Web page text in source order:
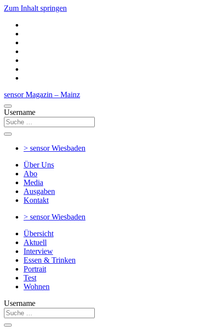
Zum Inhalt springen
sensor Magazin – Mainz
Username
> sensorWiesbaden
Über Uns
Abo
Media
Ausgaben
Kontakt
> sensorWiesbaden
Übersicht
Aktuell
Interview
Essen & Trinken
Portrait
Test
Wohnen
Username